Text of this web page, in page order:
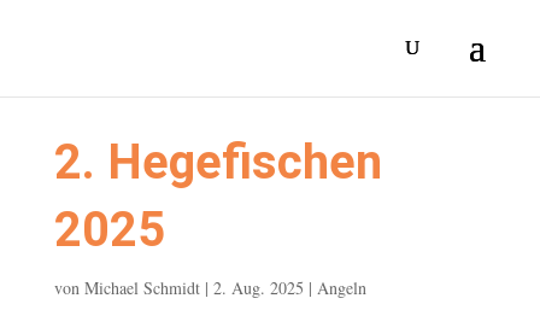
2. Hegefischen
2025
von Michael Schmidt| 2. Aug. 2025 | Angeln